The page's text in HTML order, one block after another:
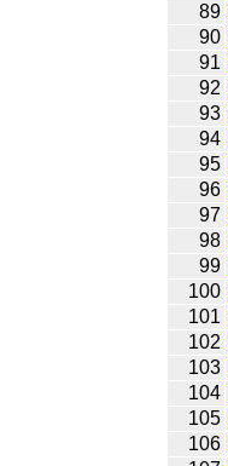
89
90
91
92
93
94
95
96
97
98
99
100
101
102
103
104
105
106